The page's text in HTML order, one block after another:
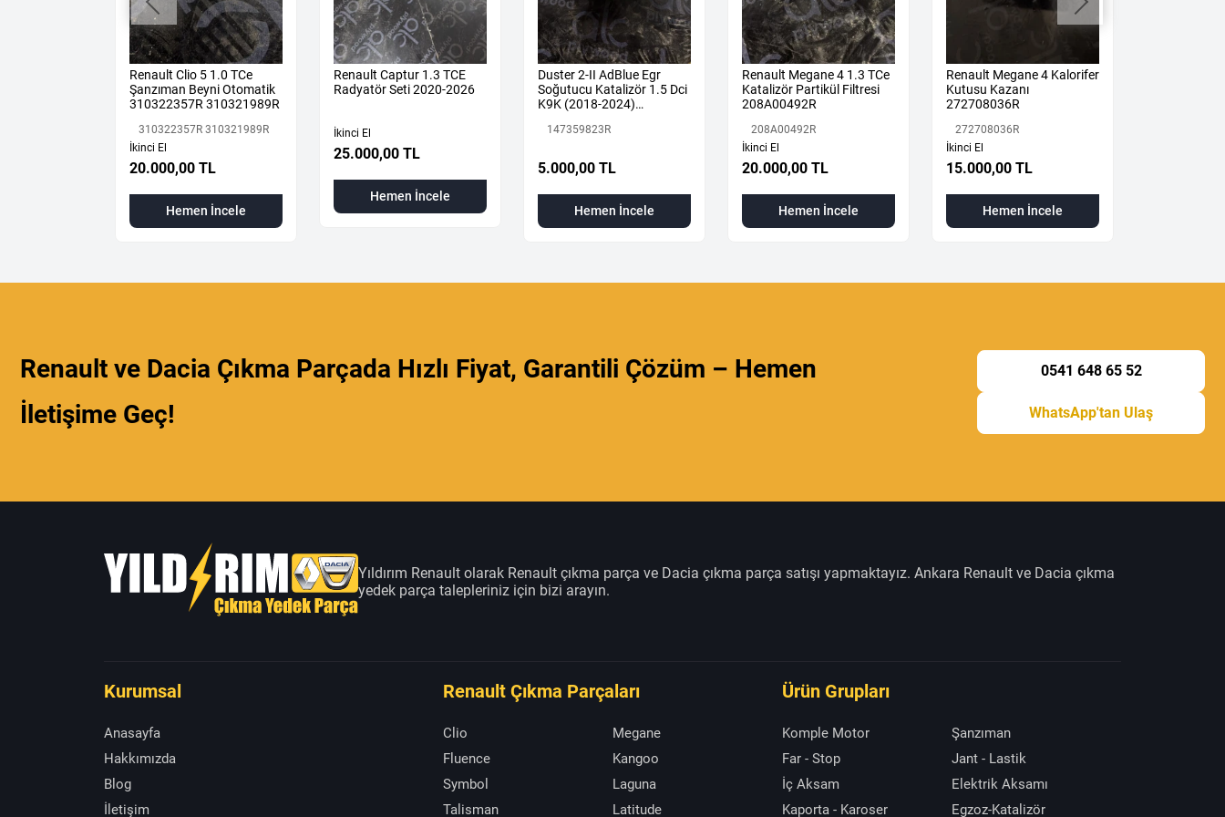
Renault Clio 5 1.0 TCe
Şanzıman Beyni Otomatik
310322357R 310321989R
310322357R 310321989R
İkinci El
20.000,00 TL
Hemen İncele
Renault Captur 1.3 TCE
Radyatör Seti 2020-2026
İkinci El
25.000,00 TL
Hemen İncele
Duster 2-II AdBlue Egr
Soğutucu Katalizör 1.5 Dci
K9K (2018-2024)
Çıkma
147359823R
5.000,00 TL
Hemen İncele
Renault Megane 4 1.3 TCe
Katalizör Partikül Filtresi
208A00492R
208A00492R
İkinci El
20.000,00 TL
Hemen İncele
Renault Megane 4 Kalorifer
Kutusu Kazanı
272708036R
272708036R
İkinci El
15.000,00 TL
Hemen İncele
Renault ve Dacia Çıkma Parçada Hızlı Fiyat, Garantili Çözüm – Hemen
İletişime Geç!
0541 648 65 52
WhatsApp'tan Ulaş
Yıldırım Renault olarak Renault çıkma parça ve Dacia çıkma parça satışı yapmaktayız. Ankara Renault ve Dacia çıkma
yedek parça talepleriniz için bizi arayın.
Kurumsal
Anasayfa
Hakkımızda
Blog
İletişim
Renault Çıkma Parçaları
Clio
Megane
Fluence
Kangoo
Symbol
Laguna
Talisman
Latitude
Ürün Grupları
Komple Motor
Şanzıman
Far - Stop
Jant - Lastik
İç Aksam
Elektrik Aksamı
Kaporta - Karoser
Egzoz-Katalizör